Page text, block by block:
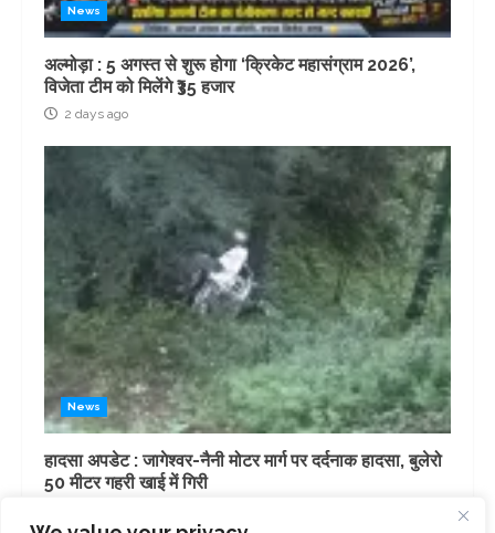
News
अल्मोड़ा : 5 अगस्त से शुरू होगा ‘क्रिकेट महासंग्राम 2026’,
विजेता टीम को मिलेंगे ₹35 हजार
2 days ago
News
हादसा अपडेट : जागेश्वर-नैनी मोटर मार्ग पर दर्दनाक हादसा, बुलेरो
50 मीटर गहरी खाई में गिरी